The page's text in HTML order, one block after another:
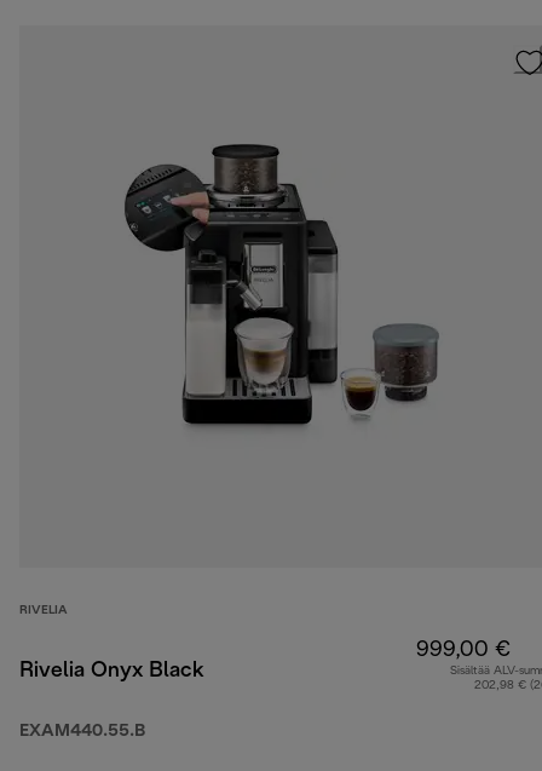
RIVELIA
Rivelia Onyx Black
EXAM440.55.B
999,00 €
Sisältää ALV-
202,98 €